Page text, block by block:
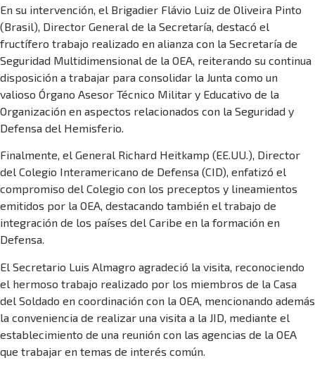
En su intervención, el Brigadier Flávio Luiz de Oliveira Pinto
(Brasil), Director General de la Secretaría, destacó el
fructífero trabajo realizado en alianza con la Secretaría de
Seguridad Multidimensional de la OEA, reiterando su continua
disposición a trabajar para consolidar la Junta como un
valioso Órgano Asesor Técnico Militar y Educativo de la
Organización en aspectos relacionados con la Seguridad y
Defensa del Hemisferio.
Finalmente, el General Richard Heitkamp (EE.UU.), Director
del Colegio Interamericano de Defensa (CID), enfatizó el
compromiso del Colegio con los preceptos y lineamientos
emitidos por la OEA, destacando también el trabajo de
integración de los países del Caribe en la formación en
Defensa.
El Secretario Luis Almagro agradeció la visita, reconociendo
el hermoso trabajo realizado por los miembros de la Casa
del Soldado en coordinación con la OEA, mencionando además
la conveniencia de realizar una visita a la JID, mediante el
establecimiento de una reunión con las agencias de la OEA
que trabajar en temas de interés común.